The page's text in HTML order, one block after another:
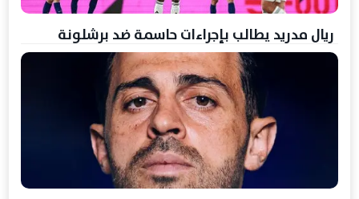
ريال مدريد يطالب بإجراءات حاسمة ضد برشلونة